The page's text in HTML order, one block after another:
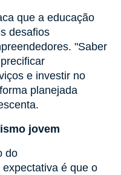
que a educação
desafios
"Saber
e investir no
planejada
jovem
do
é que o